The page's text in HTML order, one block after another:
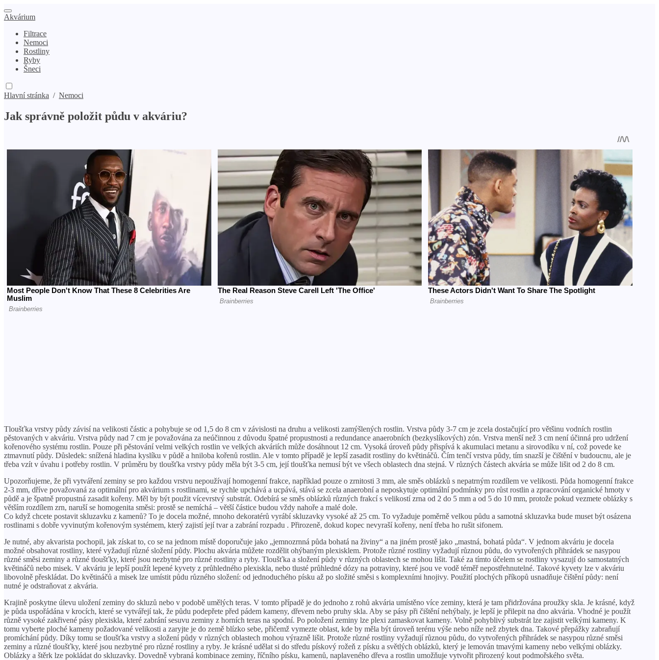
Akvárium
Filtrace
Nemoci
Rostliny
Ryby
Šneci
Hlavní stránka / Nemoci
Jak správně položit půdu v ​​akváriu?
Tloušťka vrstvy půdy závisí na velikosti částic a pohybuje se od 1,5 do 8 cm v závislosti na druhu a velikosti zamýšlených rostlin. Vrstva půdy 3-7 cm je zcela dostačující pro většinu vodních rostlin
pěstovaných v akváriu. Vrstva půdy nad 7 cm je považována za neúčinnou z důvodu špatné propustnosti a redundance anaerobních (bezkyslíkových) zón. Vrstva menší než 3 cm není účinná pro udržení
kořenového systému rostlin. Pouze při pěstování velmi velkých rostlin ve velkých akváriích může dosáhnout 12 cm. Vysoká úroveň půdy přispívá k akumulaci metanu a sirovodíku v ní, což povede ke
ztmavnutí půdy. Důsledek: snížená hladina kyslíku v půdě a hniloba kořenů rostlin. Ale v tomto případě je lepší zasadit rostliny do květináčů. Čím tenčí vrstva půdy, tím snazší je čištění v budoucnu, ale je
třeba vzít v úvahu i potřeby rostlin. V průměru by tloušťka vrstvy půdy měla být 3-5 cm, její tloušťka nemusí být ve všech oblastech dna stejná. V různých částech akvária se může lišit od 2 do 8 cm.
Upozorňujeme, že při vytváření zeminy se pro každou vrstvu nepoužívají homogenní frakce, například pouze o zrnitosti 3 mm, ale směs oblázků s nepatrným rozdílem ve velikosti. Půda homogenní frakce
2-3 mm, dříve považovaná za optimální pro akvárium s rostlinami, se rychle upchává a ucpává, stává se zcela anaerobní a neposkytuje optimální podmínky pro růst rostlin a zpracování organické hmoty v
půdě a je špatně propustná zasadit kořeny. Měl by být použit vícevrstvý substrát. Odebírá se směs oblázků různých frakcí s velikostí zrna od 2 do 5 mm a od 5 do 10 mm, protože pokud vezmete oblázky s
větším rozdílem zrn, naruší se homogenita směsi: prostě se nemíchá – větší částice budou vždy nahoře a malé dole.
Co když chcete postavit skluzavku z kamenů? To je docela možné, mnoho dekoratérů vyrábí skluzavky vysoké až 25 cm. To vyžaduje poměrně velkou půdu a samotná skluzavka bude muset být osázena
rostlinami s dobře vyvinutým kořenovým systémem, který zajistí její tvar a zabrání rozpadu . Přirozeně, dokud kopec nevyraší kořeny, není třeba ho rušit sifonem.
Je nutné, aby akvarista pochopil, jak získat to, co se na jednom místě doporučuje jako „jemnozrnná půda bohatá na živiny“ a na jiném prostě jako „mastná, bohatá půda“. V jednom akváriu je docela
možné obsahovat rostliny, které vyžadují různé složení půdy. Plochu akvária můžete rozdělit ohýbaným plexisklem. Protože různé rostliny vyžadují různou půdu, do vytvořených přihrádek se nasypou
různé směsi zeminy a různé tloušťky, které jsou nezbytné pro různé rostliny a ryby. Tloušťka a složení půdy v různých oblastech se mohou lišit. Také za tímto účelem se rostliny vysazují do samostatných
květináčů nebo misek. V akváriu je lepší použít lepené kyvety z průhledného plexiskla, nebo tlusté průhledné dózy na potraviny, které jsou ve vodě téměř nepostřehnutelné. Takové kyvety lze v akváriu
libovolně přeskládat. Do květináčů a misek lze umístit půdu různého složení: od jednoduchého písku až po složité směsi s komplexními hnojivy. Použití plochých příkopů usnadňuje čištění půdy: není
nutné je odstraňovat z akvária.
Krajině poskytne úlevu uložení zeminy do skluzů nebo v podobě umělých teras. V tomto případě je do jednoho z rohů akvária umístěno více zeminy, která je tam přidržována proužky skla. Je krásné, když
je půda uspořádána v krocích, které se vytvářejí tak, že půdu podepřete před pádem kameny, dřevem nebo pruhy skla. Aby se pásy při čištění nehýbaly, je lepší je přilepit na dno akvária. Vhodné je použít
různě vysoké zakřivené pásy plexiskla, které zabrání sesuvu zeminy z horních teras na spodní. Po položení zeminy lze plexi zamaskovat kameny. Volně pohyblivý substrát lze zajistit velkými kameny. K
tomu vyberte ploché kameny požadované velikosti a zaryjte je do země blízko sebe, přičemž vymezte oblast, kde by měla být úroveň terénu výše nebo níže než zbytek dna. Takové přepážky zabraňují
promíchání půdy. Díky tomu se tloušťka vrstvy a složení půdy v různých oblastech mohou výrazně lišit. Protože různé rostliny vyžadují různou půdu, do vytvořených přihrádek se nasypou různé směsi
zeminy a různé tloušťky, které jsou nezbytné pro různé rostliny a ryby. Je krásné udělat si do středu pískový rožeň z písku a světlých oblázků, který je lemován tmavými kameny nebo velkými oblázky.
Oblázky a štěrk lze pokládat do skluzavky. Dovedně vybraná kombinace zeminy, říčního písku, kamenů, naplaveného dřeva a rostlin umožňuje vytvořit přirozený kout podmořského světa.